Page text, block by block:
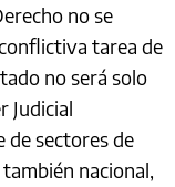
no se
tarea de
no será solo
Judicial
sectores de
nacional,